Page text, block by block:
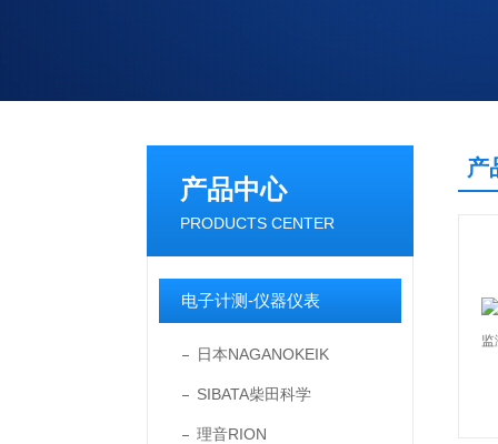
产品中心
PRODUCTS CENTER
电子计测-仪器仪表
日本NAGANOKEIK
SIBATA柴田科学
理音RION
产